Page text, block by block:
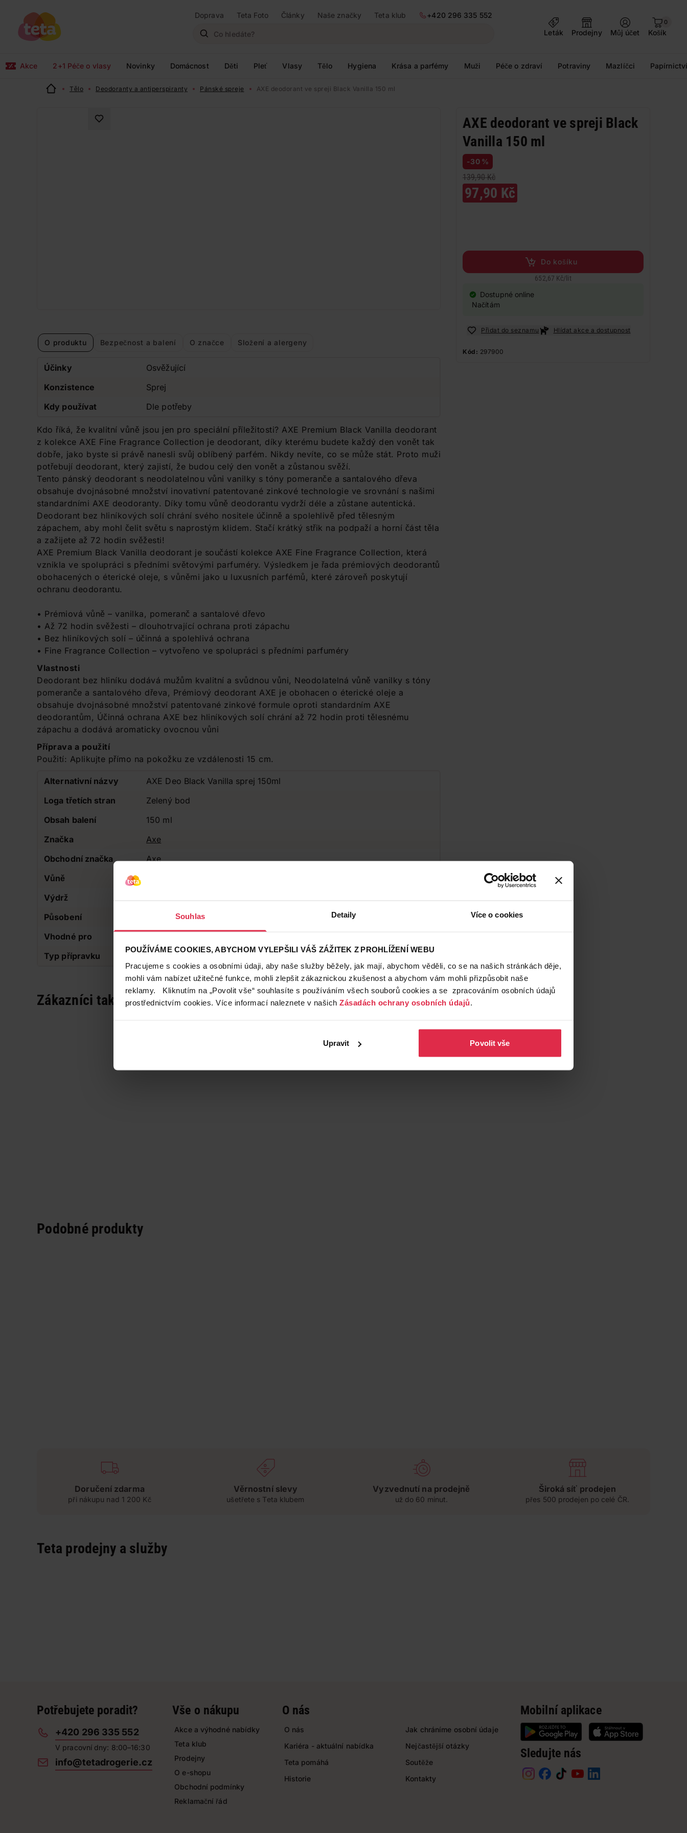
Souhlas Detaily Více o cookies
POUŽÍVÁME COOKIES, ABYCHOM VYLEPŠILI VÁŠ ZÁŽITEK Z PROHLÍŽENÍ WEBU
Pracujeme s cookies a osobními údaji, aby naše služby běžely, jak mají, abychom věděli, co se na našich stránkách děje,
mohli vám nabízet užitečné funkce, mohli zlepšit zákaznickou zkušenost a abychom vám mohli přizpůsobit naše
reklamy. Kliknutím na „Povolit vše“ souhlasíte s používáním všech souborů cookies a se zpracováním osobních údajů
prostřednictvím cookies. Více informací naleznete v našich Zásadách ochrany osobních údajů.
Upravit Povolit vše
Doprava Teta Foto Články Naše značky Teta klub
+420 296 335 552
Leták
Prodejny Můj účet
0
Košík
Akce 2+1 Péče o vlasy Novinky Domácnost Děti Pleť Vlasy Tělo Hygiena Krása a parfémy Muži Péče o zdraví Potraviny Mazlíčci
Tělo Deodoranty a antiperspiranty Pánské spreje AXE deodorant ve spreji Black Vanilla 150 ml
O produktu Bezpečnost a balení O značce Složení a alergeny
Účinky
Osvěžující
Konzistence
Sprej
Kdy používat
Dle potřeby
Kdo říká, že kvalitní vůně jsou jen pro speciální příležitosti? AXE Premium Black Vanilla deodorant
z kolekce AXE Fine Fragrance Collection je deodorant, díky kterému budete každý den vonět tak
dobře, jako byste si právě nanesli svůj oblíbený parfém. Nikdy nevíte, co se může stát. Proto muži
potřebují deodorant, který zajistí, že budou celý den vonět a zůstanou svěží.
Tento pánský deodorant s neodolatelnou vůni vanilky s tóny pomeranče a santalového dřeva
obsahuje dvojnásobné množství inovativní patentované zinkové technologie ve srovnání s našimi
standardními AXE deodoranty. Díky tomu vůně deodorantu vydrží déle a zůstane autentická.
Deodorant bez hliníkových solí chrání svého nositele účinně a spolehlivě před tělesným
zápachem, aby mohl čelit světu s naprostým klidem. Stačí krátký střik na podpaží a horní část těla
a zažijete až 72 hodin svěžesti!
AXE Premium Black Vanilla deodorant je součástí kolekce AXE Fine Fragrance Collection, která
vznikla ve spolupráci s předními světovými parfuméry. Výsledkem je řada prémiových deodorantů
obohacených o éterické oleje, s vůněmi jako u luxusních parfémů, které zároveň poskytují
ochranu deodorantu.
• Prémiová vůně – vanilka, pomeranč a santalové dřevo
• Až 72 hodin svěžesti – dlouhotrvající ochrana proti zápachu
• Bez hliníkových solí – účinná a spolehlivá ochrana
• Fine Fragrance Collection – vytvořeno ve spolupráci s předními parfuméry
Vlastnosti
Deodorant bez hliníku dodává mužům kvalitní a svůdnou vůni, Neodolatelná vůně vanilky s tóny
pomeranče a santalového dřeva, Prémiový deodorant AXE je obohacen o éterické oleje a
obsahuje dvojnásobné množství patentované zinkové formule oproti standardním AXE
deodorantům, Účinná ochrana AXE bez hliníkových solí chrání až 72 hodin proti tělesnému
zápachu a dodává aromaticky ovocnou vůni
Příprava a použití
Použití: Aplikujte přímo na pokožku ze vzdálenosti 15 cm.
Alternativní názvy
AXE Deo Black Vanilla sprej 150ml
Loga třetích stran
Zelený bod
Obsah balení
150 ml
Značka
Axe
Obchodní značka
Axe
Vůně
Výdrž
Působení
Pečující, Proti zápachu
Vhodné pro
Typ přípravku
AXE deodorant ve spreji Black
Vanilla 150 ml
139,90 Kč
97,90 Kč
-30 %
Do košíku
652,67 Kč/ lit
Dostupné online
Načítám
Přidat do seznamu Hlídat akce a dostupnost
Kód: 297900
Zákazníci také často nakupují
Podobné produkty
Doručení zdarma
při nákupu nad 1 200 Kč
Věrnostní slevy
ušetřete s Teta klubem
Vyzvednutí na prodejně
už do 60 minut.
Široká síť prodejen
přes 500 prodejen po celé ČR.
Teta prodejny a služby
Potřebujete poradit?
+420 296 335 552
V pracovní dny: 8:00–16:30
info@tetadrogerie.cz
Vše o nákupu
Akce a výhodné nabídky
Teta klub
Prodejny
O e-shopu
Obchodní podmínky
Reklamační řád
O nás
O nás
Kariéra - aktuální nabídka
Teta pomáhá
Historie
Jak chráníme osobní údaje
Nejčastější otázky
Soutěže
Kontakty
Mobilní aplikace
Sledujte nás